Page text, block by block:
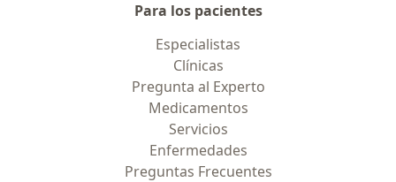
Para los pacientes
Especialistas
Clínicas
Pregunta al Experto
Medicamentos
Servicios
Enfermedades
Preguntas Frecuentes